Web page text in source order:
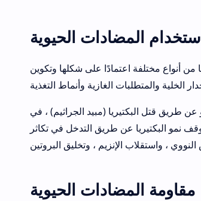
المضادات الحيوية
من أنواع مختلفة اعتمادًا على شكلها وتكوين
طريق قتل البكتيريا (مبيد الجراثيم) ، في
نمو البكتيريا عن طريق التدخل في تكاثر
مقاومة المضادات الحيوية